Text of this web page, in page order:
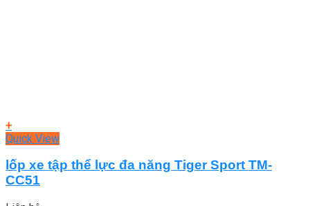
+
Quick View
lốp xe tập thể lực đa năng Tiger Sport TM-
CC51